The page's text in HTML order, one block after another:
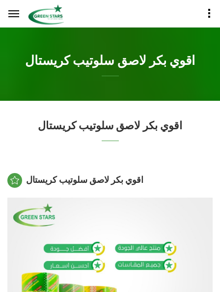
اقوي بكر لاصق سلوتيب كريستال
اقوي بكر لاصق سلوتيب كريستال
اقوي بكر لاصق سلوتيب كريستال